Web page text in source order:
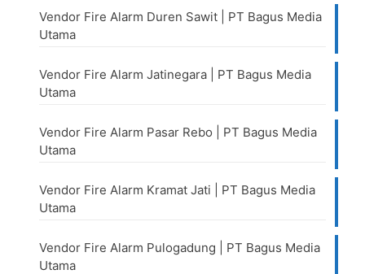
Vendor Fire Alarm Duren Sawit | PT Bagus Media
Utama
Vendor Fire Alarm Jatinegara | PT Bagus Media
Utama
Vendor Fire Alarm Pasar Rebo | PT Bagus Media
Utama
Vendor Fire Alarm Kramat Jati | PT Bagus Media
Utama
Vendor Fire Alarm Pulogadung | PT Bagus Media
Utama